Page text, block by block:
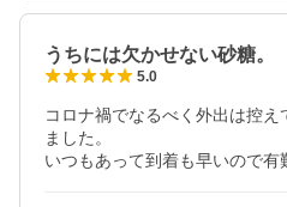
うちには欠かせない砂糖。
5.0
コロナ禍でなるべく外出は控
ました。
いつもあって到着も早いので有